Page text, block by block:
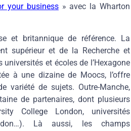
your business » avec la Wharton
et britannique de référence. La
supérieur et de la Recherche et
et écoles de l’Hexagone
à une dizaine de Moocs, l’offre
variété de sujets. Outre-Manche,
de partenaires, dont plusieurs
College London, universités
Là aussi, les champs